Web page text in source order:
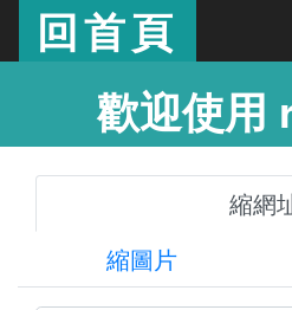
回首頁
歡迎使用
縮網
縮圖片